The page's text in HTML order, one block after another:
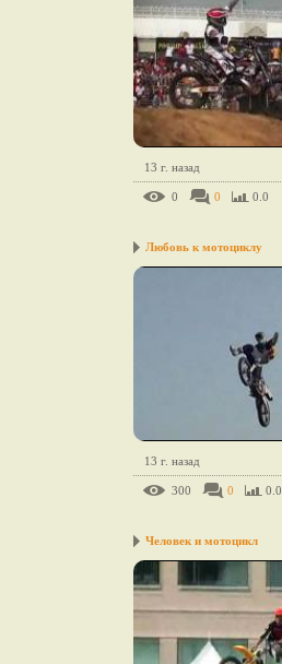
13 г. назад
0 0 0.0
Любовь к мотоциклу
13 г. назад
300 0 0.0
Человек и мотоцикл